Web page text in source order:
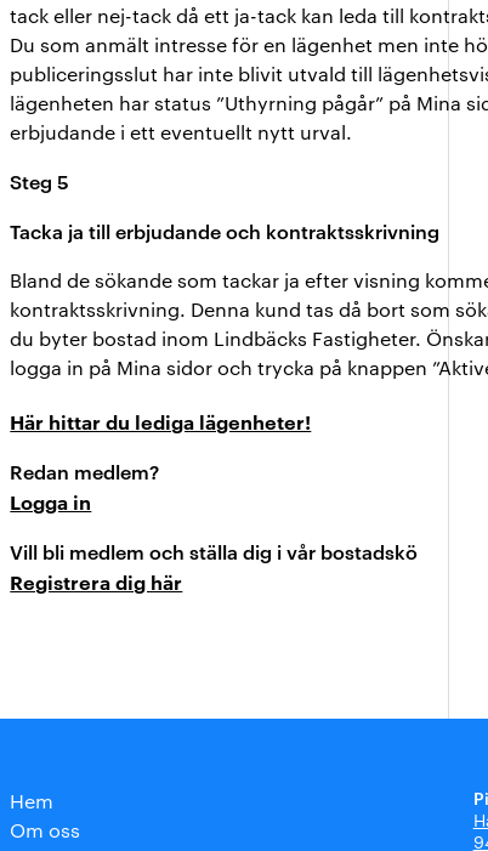
tack eller nej-tack då ett ja-tack kan leda till
Du som anmält intresse för en lägenhet men inte
publiceringsslut har inte blivit utvald till
lägenheten har status ”Uthyrning pågår” på Mina
erbjudande i ett eventuellt nytt urval.
Steg 5
Tacka ja till erbjudande och kontraktsskrivning
Bland de sökande som tackar ja efter visning
kontraktsskrivning. Denna kund tas då bort som
du byter bostad inom Lindbäcks Fastigheter.
logga in på Mina sidor och trycka på knappen
Här hittar du lediga lägenheter!
Redan medlem?
Logga in
Vill bli medlem och ställa dig i vår bostadskö
Registrera dig här
Hem
Om oss